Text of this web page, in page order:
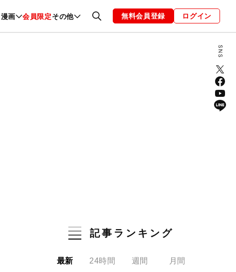
漫画 会員限定その他
ファッション 恋愛・結婚 編集部 お知らせ
無料会員登録 ログイン
記事ランキング
最新 24時間 週間 月間